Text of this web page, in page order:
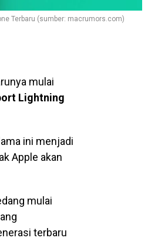
Terbaru (sumber: macrumors.com)
mulai
Lightning
ini menjadi
Apple akan
mulai
terbaru